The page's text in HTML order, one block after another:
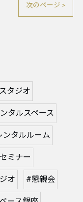
次のページ >
タジオ
タルスペース
ンタルルーム
ミナー
オ #懇親会